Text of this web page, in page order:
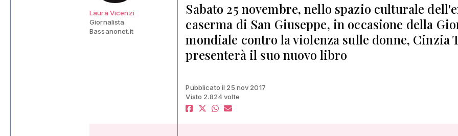
Laura Vicenzi
Giornalista
Bassanonet.it
Sabato 25 novembre, nello spazio culturale
caserma di San Giuseppe, in occasione della
mondiale contro la violenza sulle donne, Cinzia
presenterà il suo nuovo libro
Pubblicato il 25 nov 2017
Visto 2.824 volte